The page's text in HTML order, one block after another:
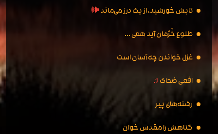
تابش خورشید، از یک درز می‌ماند🕪
طلوع خُرّمان آید همی ...
غزل خواندن چه آسان است
افعی ضحاک ♫
رشته‌های پیر
گناهش را مقدس خوان